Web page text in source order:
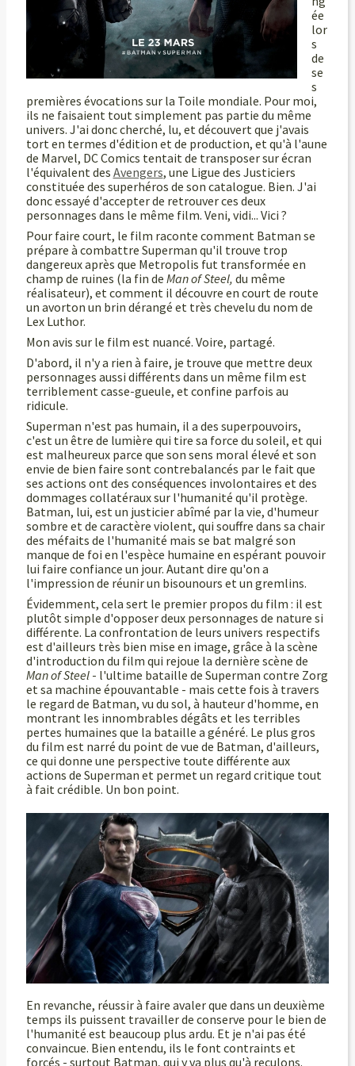
ée
lor
s
de
se
s
premières évocations sur la Toile mondiale. Pour moi,
ils ne faisaient tout simplement pas partie du même
univers. J'ai donc cherché, lu, et découvert que j'avais
tort en termes d'édition et de production, et qu'à l'aune
de Marvel, DC Comics tentait de transposer sur écran
l'équivalent des Avengers, une Ligue des Justiciers
constituée des superhéros de son catalogue. Bien. J'ai
donc essayé d'accepter de retrouver ces deux
personnages dans le même film. Veni, vidi... Vici ?
Pour faire court, le film raconte comment Batman se
prépare à combattre Superman qu'il trouve trop
dangereux après que Metropolis fut transformée en
champ de ruines (la fin de Man of Steel, du même
réalisateur), et comment il découvre en court de route
un avorton un brin dérangé et très chevelu du nom de
Lex Luthor.
Mon avis sur le film est nuancé. Voire, partagé.
D'abord, il n'y a rien à faire, je trouve que mettre deux
personnages aussi différents dans un même film est
terriblement casse-gueule, et confine parfois au
ridicule.
Superman n'est pas humain, il a des superpouvoirs,
c'est un être de lumière qui tire sa force du soleil, et qui
est malheureux parce que son sens moral élevé et son
envie de bien faire sont contrebalancés par le fait que
ses actions ont des conséquences involontaires et des
dommages collatéraux sur l'humanité qu'il protège.
Batman, lui, est un justicier abîmé par la vie, d'humeur
sombre et de caractère violent, qui souffre dans sa chair
des méfaits de l'humanité mais se bat malgré son
manque de foi en l'espèce humaine en espérant pouvoir
lui faire confiance un jour. Autant dire qu'on a
l'impression de réunir un bisounours et un gremlins.
Évidemment, cela sert le premier propos du film : il est
plutôt simple d'opposer deux personnages de nature si
différente. La confrontation de leurs univers respectifs
est d'ailleurs très bien mise en image, grâce à la scène
d'introduction du film qui rejoue la dernière scène de
Man of Steel- l'ultime bataille de Superman contre Zorg
et sa machine épouvantable - mais cette fois à travers
le regard de Batman, vu du sol, à hauteur d'homme, en
montrant les innombrables dégâts et les terribles
pertes humaines que la bataille a généré. Le plus gros
du film est narré du point de vue de Batman, d'ailleurs,
ce qui donne une perspective toute différente aux
actions de Superman et permet un regard critique tout
à fait crédible. Un bon point.
En revanche, réussir à faire avaler que dans un deuxième
temps ils puissent travailler de conserve pour le bien de
l'humanité est beaucoup plus ardu. Et je n'ai pas été
convaincue. Bien entendu, ils le font contraints et
forcés - surtout Batman, qui y va plus qu'à reculons.